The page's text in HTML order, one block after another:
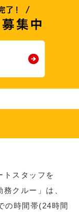
トスタッフを
クルー」は、
の時間帯(24時間